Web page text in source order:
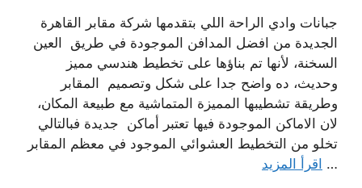
جبانات وادي الراحة اللي بتقدمها شركة مقابر القاهرة
الجديدة من افضل المدافن الموجودة في طريق العين
السخنة، لأنها تم بناؤها على تخطيط هندسي مميز
وحديث، ده واضح جدا على شكل وتصميم المقابر
وطريقة تشطيبها المميزة المتماشية مع طبيعة المكان،
لان الاماكن الموجودة فيها تعتبر أماكن جديدة فبالتالي
تخلو من التخطيط العشوائي الموجود في معظم المقابر
… اقرأ المزيد